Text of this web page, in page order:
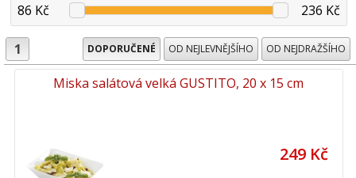
86 Kč
236 Kč
1 DOPORUČENÉ OD NEJLEVNĚJŠÍHO OD NEJDRAŽŠÍHO
Miska salátová velká GUSTITO, 20 x 15 cm
249 Kč